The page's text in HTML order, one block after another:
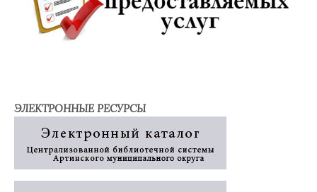
ЭЛЕКТРОННЫЕ РЕСУРСЫ